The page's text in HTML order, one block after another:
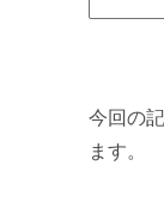
今回の
ます。